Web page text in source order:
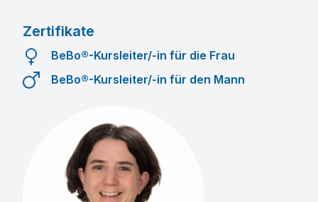
Zertifikate
BeBo®-Kursleiter/-in für die Frau
BeBo®-Kursleiter/-in für den Mann